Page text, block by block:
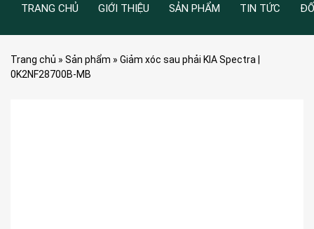
TRANG CHỦ GIỚI THIỆU SẢN PHẨM TIN TỨC
Trang chủ » Sản phẩm » Giảm xóc sau phải KIA Spectra |
0K2NF28700B-MB